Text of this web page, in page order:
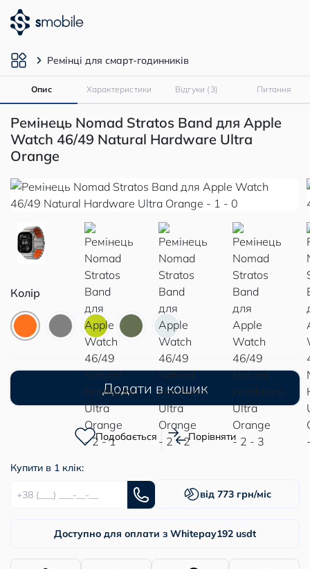
Ремінці для смарт-годинників
Опис Характеристики Відгуки (3) Питання
Ремінець Nomad Stratos Band для Apple
Watch 46/49 Natural Hardware Ultra
Orange
Колір
Додати в кошик
Подобається Порівняти
Купити в 1 клік:
від 773 грн/міс
Доступно для оплати з Whitepay192 usdt